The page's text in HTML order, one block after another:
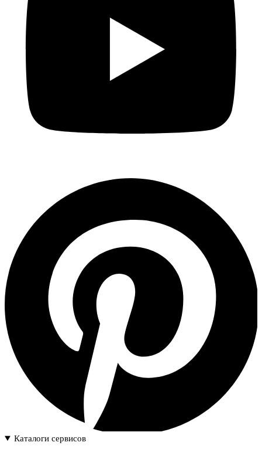
Каталоги сервисов